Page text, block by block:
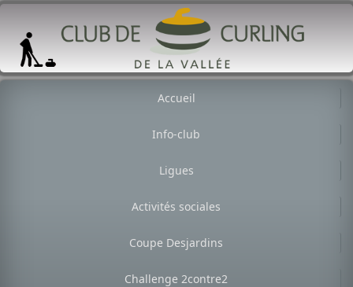
Accueil
Info-club
Ligues
Activités sociales
Coupe Desjardins
Challenge 2contre2